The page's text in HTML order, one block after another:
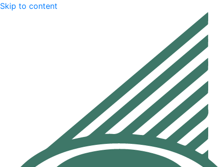
Skip to content